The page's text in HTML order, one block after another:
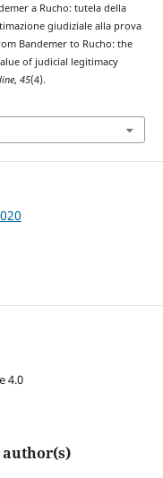
a Rucho: tutela della
giudiziale alla prova
Bandemer to Rucho: the
of judicial legitimacy
, 45(4).
4.0
author(s)